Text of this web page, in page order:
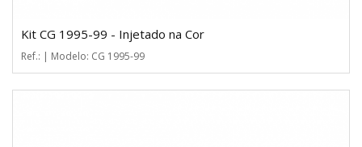
Kit CG 1995-99 - Injetado na Cor
Ref.: | Modelo: CG 1995-99